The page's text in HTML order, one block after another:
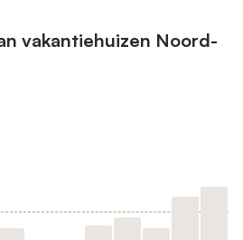
vakantiehuizen Noord-